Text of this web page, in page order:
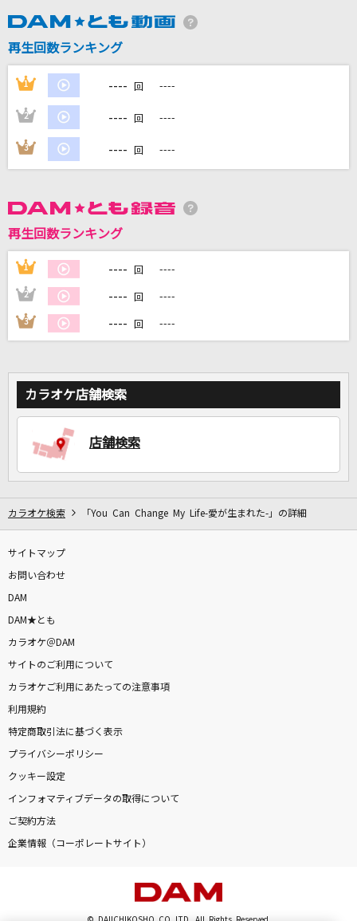
ズルい幻
めいちゃん
DAMの新曲・ランキングなど
DAMに会員登録・ログインして
カラオケをもっと楽しもう！
再生回数ランキング
1 ---- 回 ----
2 ---- 回 ----
3 ---- 回 ----
再生回数ランキング
1 ---- 回 ----
2 ---- 回 ----
3 ---- 回 ----
カラオケ店舗検索
店舗検索
カラオケ検索 「You Can Change My Life-愛が生まれた-」の詳細
サイトマップ
お問い合わせ
DAM
DAM★とも
カラオケ＠DAM
サイトのご利用について
カラオケご利用にあたっての注意事項
利用規約
特定商取引法に基づく表示
プライバシーポリシー
クッキー設定
インフォマティブデータの取得について
ご契約方法
企業情報（コーポレートサイト）
© DAIICHIKOSHO CO.,LTD. All Rights Reserved.